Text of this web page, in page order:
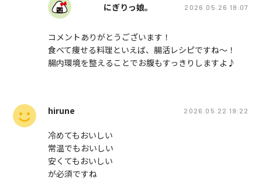
にぎりっ娘。 2026.05.26 18:07
コメントありがとうございます！
食べて痩せる料理といえば、腸活レシピですね〜！
腸内環境を整えることでお腹もすっきりしますよ♪
hirune 2026.05.22 19:22
冷めてもおいしい
常温でもおいしい
安くてもおいしい
が必須ですね